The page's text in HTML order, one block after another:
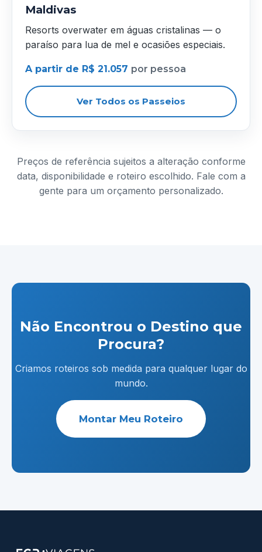
Maldivas
Resorts overwater em águas cristalinas — o
paraíso para lua de mel e ocasiões especiais.
A partir de R$ 21.057 por pessoa
Ver Todos os Passeios
Preços de referência sujeitos a alteração conforme
data, disponibilidade e roteiro escolhido. Fale com a
gente para um orçamento personalizado.
Não Encontrou o Destino que
Procura?
Criamos roteiros sob medida para qualquer lugar do
mundo.
Montar Meu Roteiro